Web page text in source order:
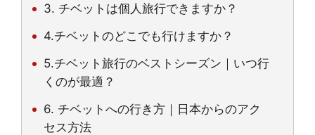
3. チベットは個人旅行できますか？
4.チベットのどこでも行けますか？
5.チベット旅行のベストシーズン｜いつ行
くのが最適？
6. チベットへの行き方｜日本からのアク
セス方法